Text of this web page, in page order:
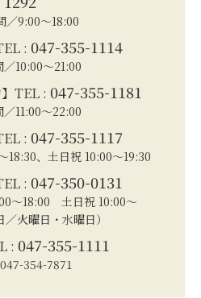
／9:00～18:00
: 047-355-1114
10:00～21:00
TEL : 047-355-1181
11:00～22:00
: 047-355-1117
18:30、土日祝 10:00～19:30
: 047-350-0131
～18:00 土日祝 10:00～
火曜日・水曜日）
: 047-355-1111
354-7871